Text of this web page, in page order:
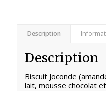
Description
Description
Biscuit Joconde
lait, mousse chocolat